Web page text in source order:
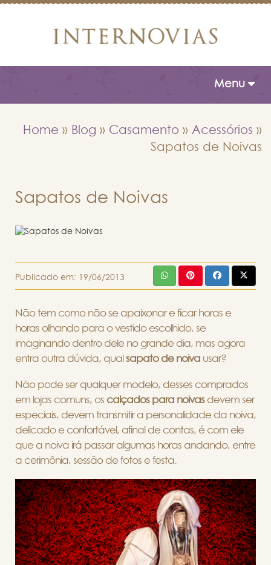
Toggle
Menu
Home » Blog » Casamento » Acessórios »
Sapatos de Noivas
Sapatos de Noivas
Publicado em: 19/06/2013
Não tem como não se apaixonar e ficar horas e
horas olhando para o vestido escolhido, se
imaginando dentro dele no grande dia, mas agora
entra outra dúvida, qual sapato de noiva usar?
Não pode ser qualquer modelo, desses comprados
em lojas comuns, os calçados para noivasdevem ser
especiais, devem transmitir a personalidade da noiva,
delicado e confortável, afinal de contas, é com ele
que a noiva irá passar algumas horas andando, entre
a cerimônia, sessão de fotos e festa.